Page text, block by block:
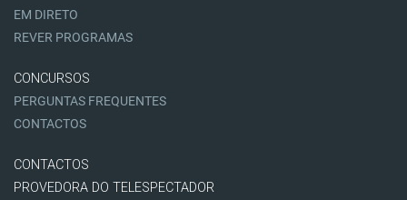
EM DIRETO
REVER PROGRAMAS
CONCURSOS
PERGUNTAS FREQUENTES
CONTACTOS
CONTACTOS
PROVEDORA DO TELESPECTADOR